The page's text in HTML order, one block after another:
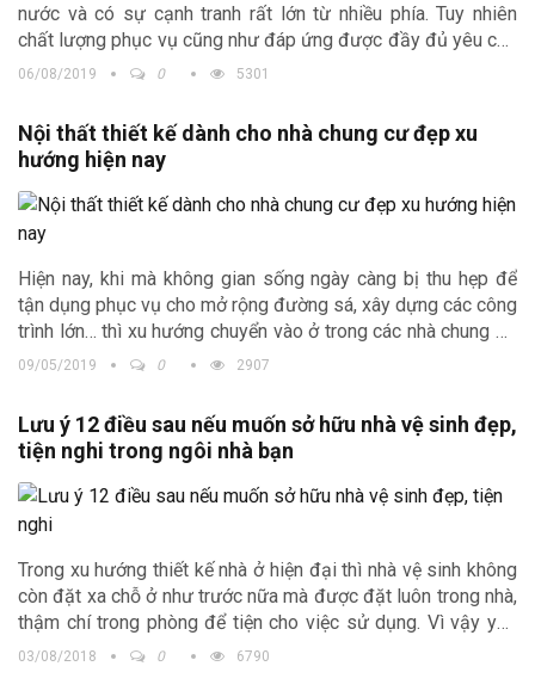
nước và có sự cạnh tranh rất lớn từ nhiều phía. Tuy nhiên
chất lượng phục vụ cũng như đáp ứng được đầy đủ yêu cầu
của gia chủ không phải công ty kiến trúc nào cũng thực hiện
kinh nghiệm trong nghề đã thiết kế rất nhiều công trình với
đơn giá thiết kế nhà dânphù hợp, là sự lựa chọn lí tưởng
của khách hàng.
06/08/2019 0 5301
Nội thất thiết kế dành cho nhà chung cư đẹp xu
hướng hiện nay
Hiện nay, khi mà không gian sống ngày càng bị thu hẹp để
tận dụng phục vụ cho mở rộng đường sá, xây dựng các công
trình lớn… thì xu hướng chuyển vào ở trong các nhà chung cư
được cho là xu hướng khôn ngoan và phù hợp hơn với nhà ở
09/05/2019 0 2907
Lưu ý 12 điều sau nếu muốn sở hữu nhà vệ sinh đẹp,
tiện nghi trong ngôi nhà bạn
Trong xu hướng thiết kế nhà ở hiện đại thì nhà vệ sinh không
còn đặt xa chỗ ở như trước nữa mà được đặt luôn trong nhà,
thậm chí trong phòng để tiện cho việc sử dụng. Vì vậy yêu
cầu về nhà vệ sinh theo đó cũng thay đổi phải thông thoáng,
03/08/2018 0 6790